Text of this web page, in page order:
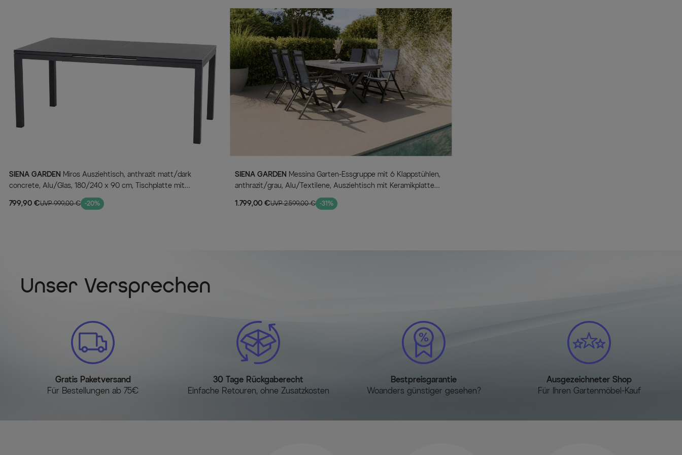
SIENA GARDEN
concrete, Alu/Glas, 180/240 x 90 cm, Tischplatte mit
799,90 €UVP 999,00 € -20%
SIENA GARDEN
anthrazit/grau, Alu/Textilene, Ausziehtisch mit Keramikplatte
1.799,00 €UVP 2.599,00 € -31%
Unser Versprechen
Gratis Paketversand
Für Bestellungen ab 75€
30 Tage Rückgaberecht
Einfache Retouren, ohne Zusatzkosten
Bestpreisgarantie
Woanders günstiger gesehen?
Ausgezeichneter Shop
Für Ihren Gartenmöbel-Kauf